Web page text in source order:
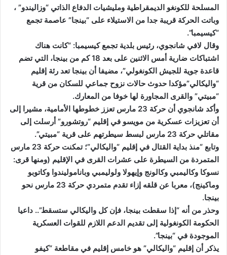
المسلحة للكونغو الديمقراطية ومليشيات الدفاع الذاتي “وزاليندو” ،
وباتت الحركة قريبة جدا من الاستيلاء على “بينجا” عاصمة تجمع
“كيسيمبا”.
وقال لافي شانجوي، رئيس بلدية تجمع كيسيمبا: “كانت هناك
اشتباكات ضارية أمس الاثنين على بعد 18 كم من بينجا، التي تضم
قاعدة جوية للجيش الكونغولي”، مضيفا أن بينجا تعد رئة إقليم
“واليكالي”مؤكدا حدوث حالات نزوح جماعي للسكان من قرية
“مبيتي” والقرى المجاورة لها خوفا من المعارك.
وأكد شانجوي أن حركة 23 مارس تعزز خطوطها الأمامية، مشيرا إلى
أن تعزيزات عسكرية من مويسو في إقليم “روتشورو” أرسلت إلى
مقاتلي حركة 23 مارس لبسط سيطرتهم على قرية “مبيتي”.
وتابع “منذ بداية القتال في إقليم “واليكالي”؛ تمكنت حركة 23 مارس
المتمردة من السيطرة على عشرات القرى في الإقليم (ومنها قرى:
نسوكا وكاليمبي وكالونج وإيهولا ولوليمبي وباناموليندوا وكاتوبو
وماكينج)، معربا عن قلقه إزاء تقدم متمردي حركة 23 مارس نحو
بينجا.
وحذر من أنه “إذا سقطت بينجا، فإن كل واليكالي ستسقط”.. داعيا
الحكومة الكونغولية إلى تقديم الدعم اللازم للقوات العسكرية
الموجودة في “بينجا”.
يذكر أن إقليم “واليكالي” هو خامس إقليم في مقاطعة “كيفو